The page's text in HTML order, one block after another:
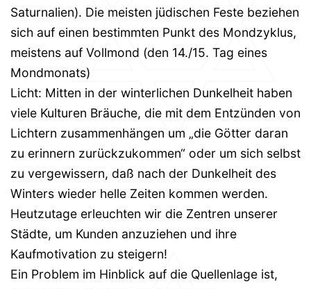
Saturnalien). Die meisten jüdischen Feste beziehen
sich auf einen bestimmten Punkt des Mondzyklus,
meistens auf Vollmond (den 14./15. Tag eines
Mondmonats)
Licht: Mitten in der winterlichen Dunkelheit haben
viele Kulturen Bräuche, die mit dem Entzünden von
Lichtern zusammenhängen um „die Götter daran
zu erinnern zurückzukommen“ oder um sich selbst
zu vergewissern, daß nach der Dunkelheit des
Winters wieder helle Zeiten kommen werden.
Heutzutage erleuchten wir die Zentren unserer
Städte, um Kunden anzuziehen und ihre
Kaufmotivation zu steigern!
Ein Problem im Hinblick auf die Quellenlage ist,